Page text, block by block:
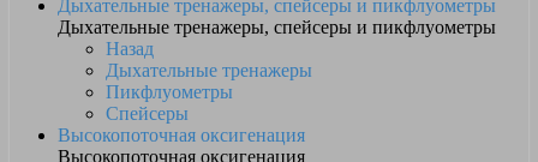
Дыхательные тренажеры, спейсеры и пикфлуометры
Дыхательные тренажеры, спейсеры и пикфлуометры
Назад
Дыхательные тренажеры
Пикфлуометры
Спейсеры
Высокопоточная оксигенация
Высокопоточная оксигенация